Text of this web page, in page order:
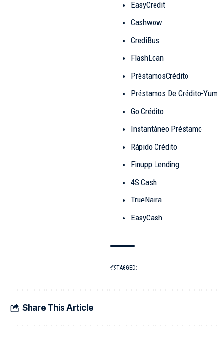
EasyCredit
Cashwow
CrediBus
FlashLoan
PréstamosCrédito
Préstamos De Crédito-
Go Crédito
Instantáneo Préstamo
Rápido Crédito
Finupp Lending
4S Cash
TrueNaira
EasyCash
TAGGED:
Share This Article